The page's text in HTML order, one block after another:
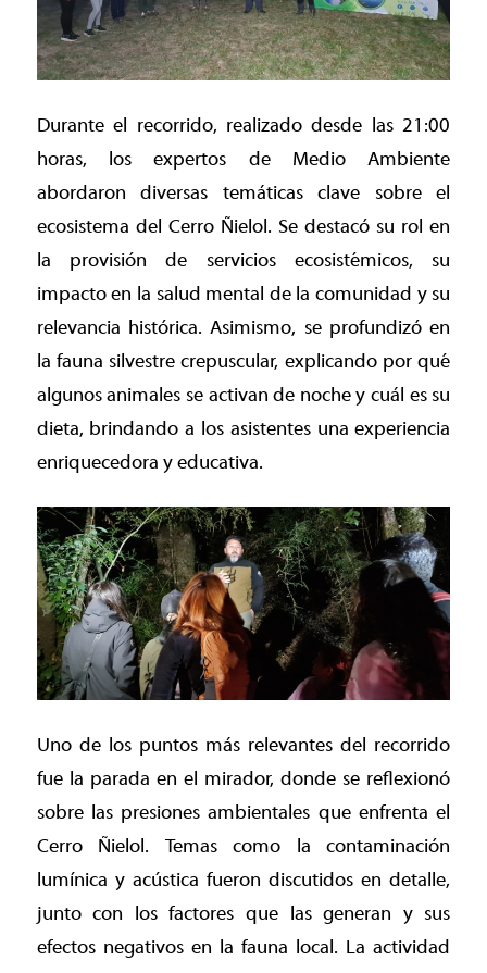
Durante el recorrido, realizado desde las 21:00
horas, los expertos de Medio Ambiente
abordaron diversas temáticas clave sobre el
ecosistema del Cerro Ñielol. Se destacó su rol en
la provisión de servicios ecosistémicos, su
impacto en la salud mental de la comunidad y su
relevancia histórica. Asimismo, se profundizó en
la fauna silvestre crepuscular, explicando por qué
algunos animales se activan de noche y cuál es su
dieta, brindando a los asistentes una experiencia
enriquecedora y educativa.
Uno de los puntos más relevantes del recorrido
fue la parada en el mirador, donde se reflexionó
sobre las presiones ambientales que enfrenta el
Cerro Ñielol. Temas como la contaminación
lumínica y acústica fueron discutidos en detalle,
junto con los factores que las generan y sus
efectos negativos en la fauna local. La actividad